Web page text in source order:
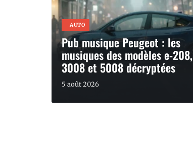
AUTO
Pub musique Peugeot : les
musiques des modèles e-208,
3008 et 5008 décryptées
5 août 2026